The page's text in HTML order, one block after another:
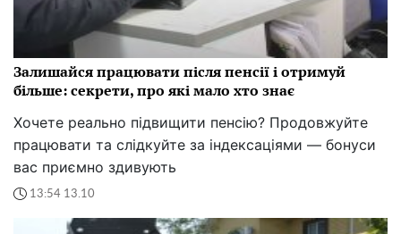
Залишайся працювати після пенсії і отримуй
більше: секрети, про які мало хто знає
Хочете реально підвищити пенсію? Продовжуйте
працювати та слідкуйте за індексаціями — бонуси
вас приємно здивують
13:54 13.10